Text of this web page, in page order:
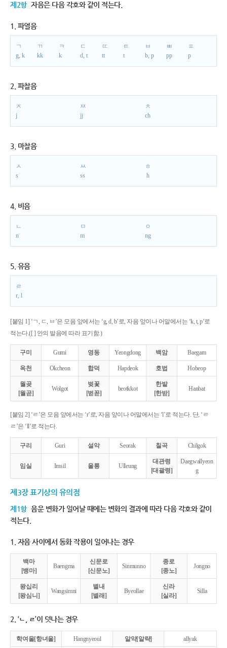
제2항 자음은 다음 각호와 같이 적는다.
1. 파열음
ㄱ
g, k
ㄲ
kk
ㅋ
k
ㄷ
d, t
ㄸ
tt
ㅌ
t
ㅂ
b, p
ㅃ
pp
ㅍ
p
2. 파찰음
ㅈ
j
ㅉ
jj
ㅊ
ch
3. 마찰음
ㅅ
s
ㅆ
ss
ㅎ
h
4. 비음
ㄴ
n
ㅁ
m
ㅇ
ng
5. 유음
ㄹ
r, l
[붙임 1] ‘ㄱ, ㄷ, ㅂ’은 모음 앞에서는 ‘g, d, b’로, 자음 앞이나 어말에서는 ‘k, t, p’로
적는다.([ ] 안의 발음에 따라 표기함.)
구미 Gumi 영동 Yeongdong 백암 Baegam
옥천 Okcheon 합덕 Hapdeok 호법 Hobeop
월곶
[월곧]
Wolgot
벚꽃
[벋꼳]
beotkkot
한밭
[한받]
Hanbat
[붙임 2] ‘ㄹ’은 모음 앞에서는 ‘r’로, 자음 앞이나 어말에서는 ‘l’로 적는다. 단, ‘ㄹ
ㄹ’은 ‘ll’로 적는다.
구리 Guri 설악 Seorak 칠곡 Chilgok
임실 Imsil 울릉 Ulleung
대관령
[대괄령]
Daegwallyeon
g
제3장 표기상의 유의점
제1항 음운 변화가 일어날 때에는 변화의 결과에 따라 다음 각호와 같이
적는다.
1. 자음 사이에서 동화 작용이 일어나는 경우
백마
[뱅마]
Baengma
신문로
[신문노]
Sinmunno
종로
[종노]
Jongno
왕십리
[왕심니]
Wangsimni
별내
[별래]
Byeollae
신라
[실라]
Silla
2. ‘ㄴ, ㄹ’이 덧나는 경우
학여울[항녀울] Hangnyeoul 알약[알략] allyak